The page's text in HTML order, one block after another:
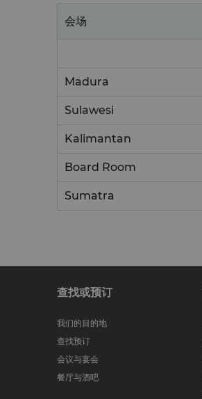
会场
Madura
Sulawesi
Kalimantan
Board Room
Sumatra
查找或预订
我们的目的地
查找预订
会议与宴会
餐厅与酒吧